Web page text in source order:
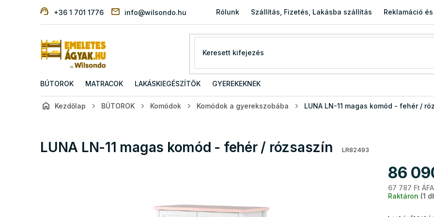
+36 1 701 1776 info@wilsondo.hu Rólunk Szállítás, Fizetés, Lakásba szállítás Reklamáció
BÚTOROK MATRACOK LAKÁSKIEGÉSZÍTŐK GYEREKEKNEK
Kezdőlap BÚTOROK Komódok Komódok a gyerekszobába LUNA LN-11 magas komód - fehér /
LUNA LN-11 magas komód - fehér / rózsaszín LR82493
86
67 787 Ft
Raktáron (1